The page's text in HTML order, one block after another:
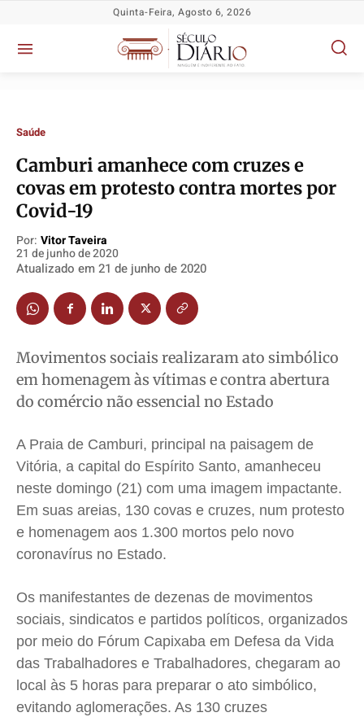
Política
Socioeconômicas
Justiça
Segurança
Meio Ambiente
Saúde
Economia
Cultura
Colunas
Caetano Roque
Publicidade Legal
Anuncie
Política
Socioeconômicas
Justiça
Segurança
Meio Ambiente
Saúde
Economia
Cultura
Colunas
Caetano Roque
Publicidade Legal
Anuncie
Política
Socioeconômicas
Justiça
Segurança
Meio Ambiente
Saúde
Economia
Cultura
Colunas
Caetano Roque
Publicidade Legal
Anuncie
Política
Socioeconômicas
Justiça
Segurança
Meio Ambiente
Saúde
Economia
Cultura
Colunas
Caetano Roque
Publicidade Legal
Anuncie
Quinta-Feira, Agosto 6, 2026
Saúde
Camburi amanhece com cruzes e
covas em protesto contra mortes por
Covid-19
Por: Vitor Taveira
21 de junho de 2020
Atualizado em 21 de junho de 2020
Movimentos sociais realizaram ato simbólico
em homenagem às vítimas e contra abertura
do comércio não essencial no Estado
A Praia de Camburi, principal na paisagem de
Vitória, a capital do Espírito Santo, amanheceu
neste domingo (21) com uma imagem impactante.
Em suas areias, 130 covas e cruzes, num protesto
e homenagem aos 1.300 mortos pelo novo
coronavírus no Estado.
Os manifestantes de dezenas de movimentos
sociais, sindicatos e partidos políticos, organizados
por meio do Fórum Capixaba em Defesa da Vida
das Trabalhadores e Trabalhadores, chegaram ao
local às 5 horas para preparar o ato simbólico,
evitando aglomerações. As 130 cruzes